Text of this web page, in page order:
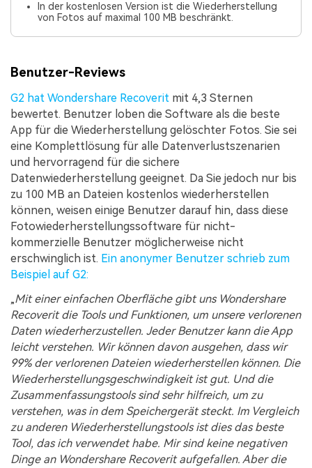
In der kostenlosen Version ist die Wiederherstellung
von Fotos auf maximal 100 MB beschränkt.
Benutzer-Reviews
G2 hat Wondershare Recoverit mit 4,3 Sternen
bewertet. Benutzer loben die Software als die beste
App für die Wiederherstellung gelöschter Fotos. Sie sei
eine Komplettlösung für alle Datenverlustszenarien
und hervorragend für die sichere
Datenwiederherstellung geeignet. Da Sie jedoch nur bis
zu 100 MB an Dateien kostenlos wiederherstellen
können, weisen einige Benutzer darauf hin, dass diese
Fotowiederherstellungssoftware für nicht-
kommerzielle Benutzer möglicherweise nicht
erschwinglich ist. Ein anonymer Benutzer schrieb zum
Beispiel auf G2:
Mit einer einfachen Oberfläche gibt uns Wondershare
Recoverit die Tools und Funktionen, um unsere verlorenen
Daten wiederherzustellen. Jeder Benutzer kann die App
leicht verstehen. Wir können davon ausgehen, dass wir
99% der verlorenen Dateien wiederherstellen können. Die
Wiederherstellungsgeschwindigkeit ist gut. Und die
Zusammenfassungstools sind sehr hilfreich, um zu
verstehen, was in dem Speichergerät steckt. Im Vergleich
zu anderen Wiederherstellungstools ist dies das beste
Tool, das ich verwendet habe. Mir sind keine negativen
Dinge an Wondershare Recoverit aufgefallen. Aber die